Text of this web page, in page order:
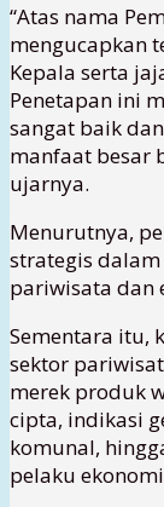
“Atas nama
mengucapkan
Kepala serta
Penetapan ini
sangat baik
manfaat besar
ujarnya.
Menurutnya,
strategis
pariwisata dan
Sementara itu,
sektor
merek produk
cipta, indikasi
komunal,
pelaku